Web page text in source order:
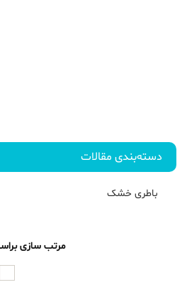
دسته‌بندی مقالات
باطری خشک
مرتب سازی